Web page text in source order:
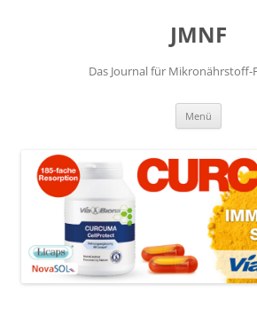
JMNF
Das Journal für Mikronährstoff-
Menü